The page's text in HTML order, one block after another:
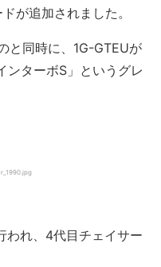
が追加されました。
と同時に、1G-GTEUが
ンターボS」というグレ
われ、4代目チェイサー